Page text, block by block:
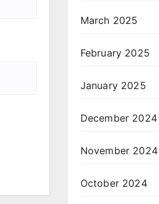
March 2025
February 2025
January 2025
December 2024
November 2024
October 2024